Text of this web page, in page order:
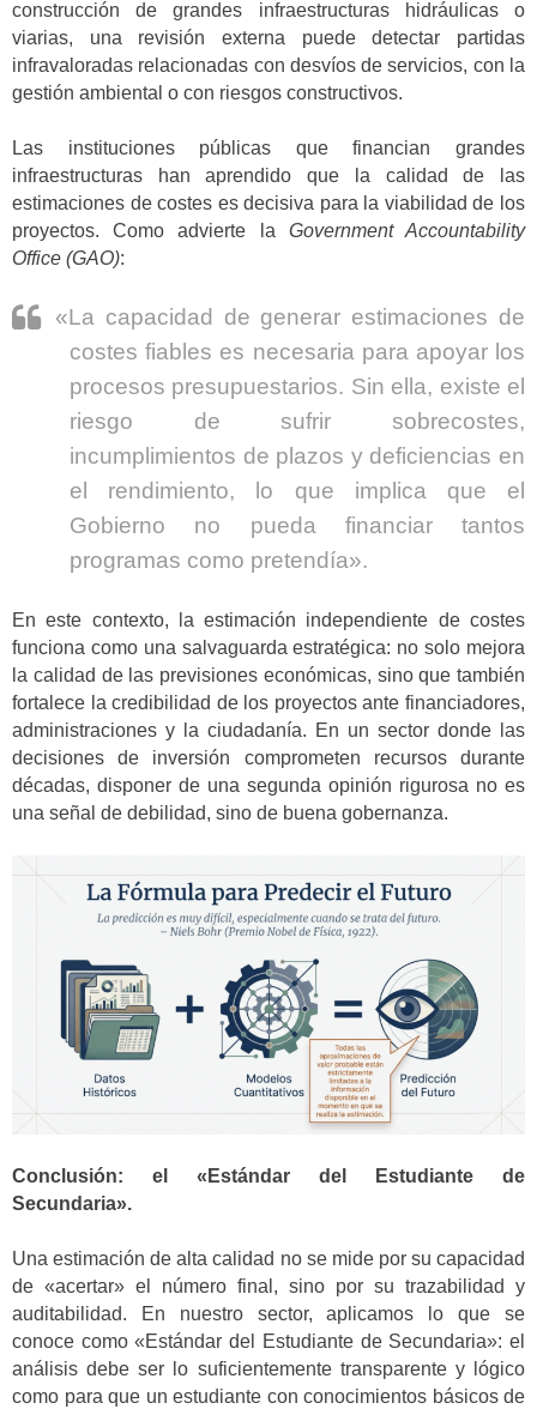
construcción de grandes infraestructuras hidráulicas o
viarias, una revisión externa puede detectar partidas
infravaloradas relacionadas con desvíos de servicios, con la
gestión ambiental o con riesgos constructivos.
Las instituciones públicas que financian grandes
infraestructuras han aprendido que la calidad de las
estimaciones de costes es decisiva para la viabilidad de los
proyectos. Como advierte la Government Accountability
Office (GAO):
«La capacidad de generar estimaciones de
costes fiables es necesaria para apoyar los
procesos presupuestarios. Sin ella, existe el
riesgo de sufrir sobrecostes,
incumplimientos de plazos y deficiencias en
el rendimiento, lo que implica que el
Gobierno no pueda financiar tantos
programas como pretendía».
En este contexto, la estimación independiente de costes
funciona como una salvaguarda estratégica: no solo mejora
la calidad de las previsiones económicas, sino que también
fortalece la credibilidad de los proyectos ante financiadores,
administraciones y la ciudadanía. En un sector donde las
decisiones de inversión comprometen recursos durante
décadas, disponer de una segunda opinión rigurosa no es
una señal de debilidad, sino de buena gobernanza.
Conclusión: el «Estándar del Estudiante de
Secundaria».
Una estimación de alta calidad no se mide por su capacidad
de «acertar» el número final, sino por su trazabilidad y
auditabilidad. En nuestro sector, aplicamos lo que se
conoce como «Estándar del Estudiante de Secundaria»: el
análisis debe ser lo suficientemente transparente y lógico
como para que un estudiante con conocimientos básicos de